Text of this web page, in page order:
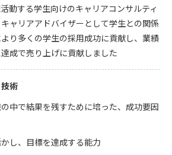
動する学生向けのキャリアコンサルティ
ャリアアドバイザーとして学生との関係
り多くの学生の採用成功に貢献し、業績
成で売り上げに貢献しました
術
中で結果を残すために培った、成功要因
し、目標を達成する能力